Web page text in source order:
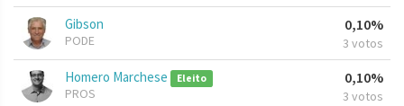
Gibson
PODE
0,10%
3 votos
Homero Marchese Eleito
PROS
0,10%
3 votos